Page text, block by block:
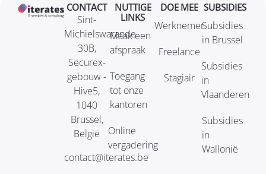
CONTACT
Sint-
Michielswarande
30B,
Securex-
gebouw -
Hive5,
1040
Brussel,
België
contact@iterates.be
NUTTIGE
LINKS
Maak een
afspraak
Toegang
tot onze
kantoren
Online
vergadering
DOE MEE
Werknemer
Freelance
Stagiair
SUBSIDIES
Subsidies
in Brussel
Subsidies
in
Vlaanderen
Subsidies
in
Wallonië